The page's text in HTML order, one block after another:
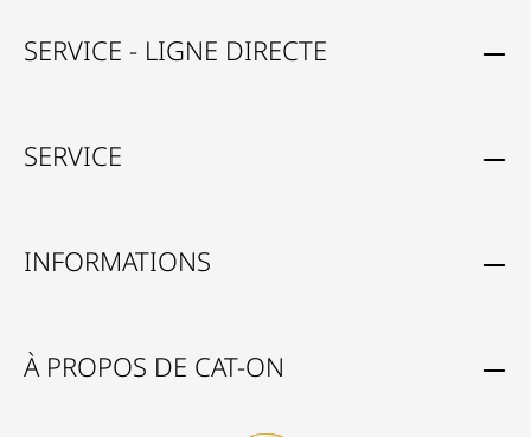
SERVICE - LIGNE DIRECTE
SERVICE
INFORMATIONS
À PROPOS DE CAT-ON